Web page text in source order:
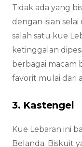
Tidak ada yang
dengan isian selai
salah satu kue
ketinggalan
berbagai macam
favorit mulai dari
3. Kastengel
Kue Lebaran ini
Belanda. Biskuit